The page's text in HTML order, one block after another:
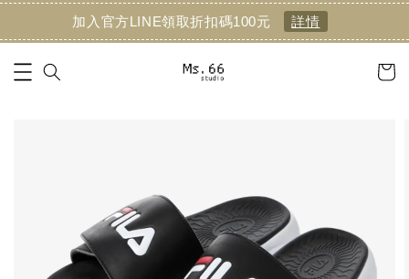
加入官方LINE領取折扣碼100元 詳情